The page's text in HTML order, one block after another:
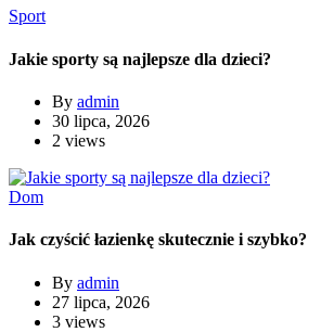
Sport
Jakie sporty są najlepsze dla dzieci?
By admin
30 lipca, 2026
2 views
Dom
Jak czyścić łazienkę skutecznie i szybko?
By admin
27 lipca, 2026
3 views